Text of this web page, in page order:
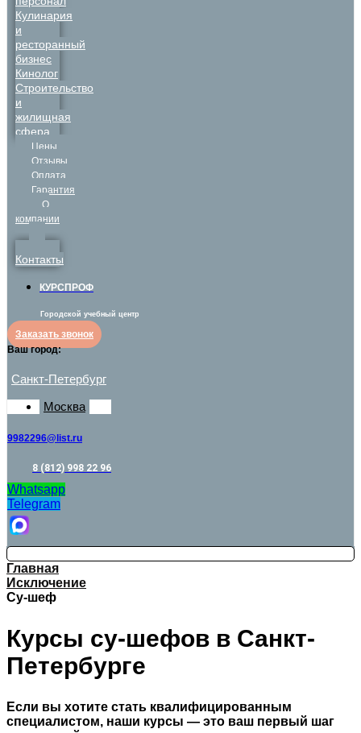
Кулинария
и
ресторанный
бизнес
Кинолог
Строительство
и
жилищная
сфера
Цены
Отзывы
Оплата
Гарантия
О
компании
Контакты
КУРСПРОФ
Городской учебный центр
Заказать звонок
Ваш город:
Санкт-Петербург
Москва
9982296@list.ru
8 (812) 998 22 96
Whatsapp
Telegram
Главная
Исключение
Су-шеф
Курсы су-шефов в Санкт-
Петербурге
Если вы хотите стать квалифицированным
специалистом, наши курсы — это ваш первый шаг